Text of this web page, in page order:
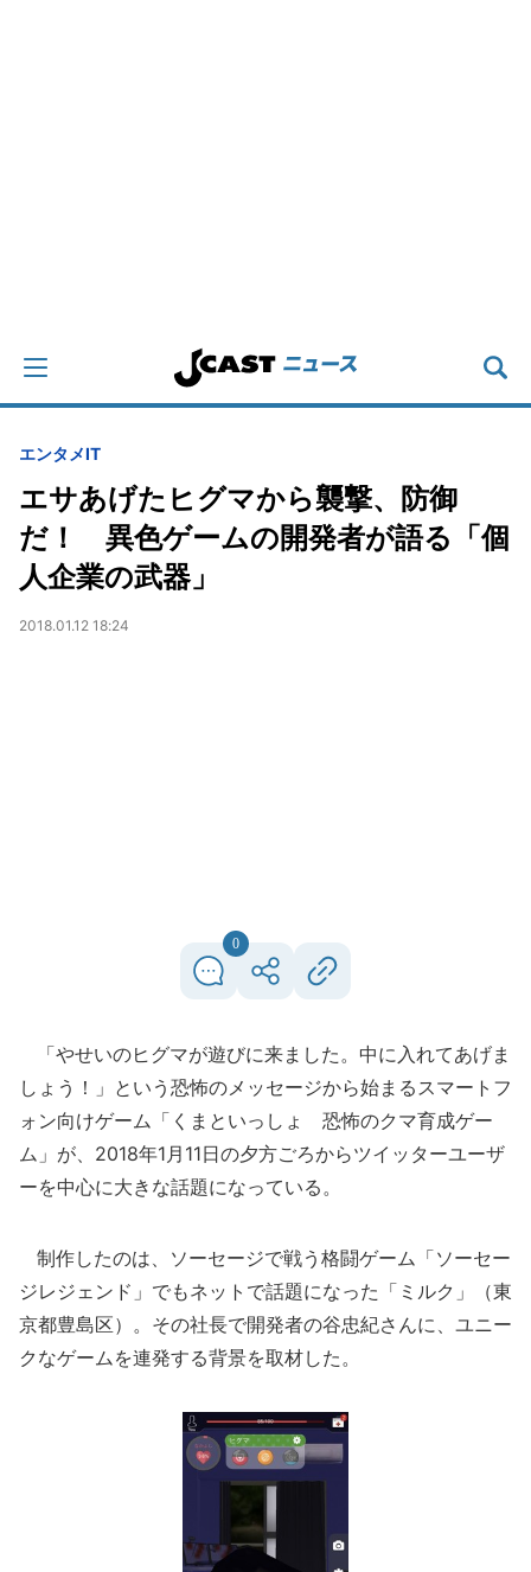
エンタメIT
エサあげたヒグマから襲撃、防御
だ！ 異色ゲームの開発者が語る「個
人企業の武器」
2018.01.12 18:24
0
「やせいのヒグマが遊びに来ました。中に入れてあげま
しょう！」という恐怖のメッセージから始まるスマートフ
ォン向けゲーム「くまといっしょ 恐怖のクマ育成ゲー
ム」が、2018年1月11日の夕方ごろからツイッターユーザ
ーを中心に大きな話題になっている。
制作したのは、ソーセージで戦う格闘ゲーム「ソーセー
ジレジェンド」でもネットで話題になった「ミルク」（東
京都豊島区）。その社長で開発者の谷忠紀さんに、ユニー
クなゲームを連発する背景を取材した。